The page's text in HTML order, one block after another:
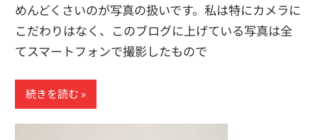
めんどくさいのが写真の扱いです。私は特にカメラに
こだわりはなく、このブログに上げている写真は全
てスマートフォンで撮影したもので
続きを読む